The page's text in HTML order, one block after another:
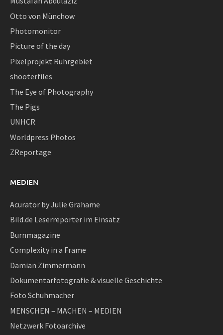
Otto von Münchow
Photomonitor
Picture of the day
Pixelprojekt Ruhrgebiet
shooterfiles
The Eye of Photography
The Pigs
UNHCR
Worldpress Photos
ZReportage
MEDIEN
Acurator by Julie Grahame
Bild.de Leserreporter im Einsatz
Burnmagazine
Complexity in a Frame
Damian Zimmermann
Dokumentarfotografie & visuelle Geschichte
Foto Schuhmacher
MENSCHEN – MACHEN – MEDIEN
Netzwerk Fotoarchive